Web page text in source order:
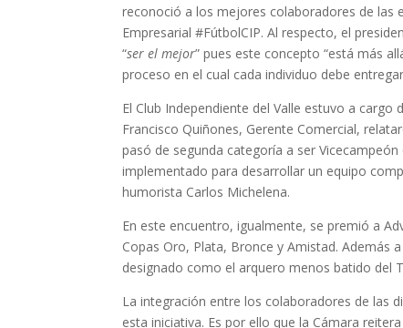
reconoció a los mejores colaboradores de las
Empresarial #FútbolCIP. Al respecto, el
“ser el mejor” pues este concepto “está más
proceso en el cual cada individuo debe
El Club Independiente del Valle estuvo a
Francisco Quiñones, Gerente Comercial,
pasó de segunda categoría a ser
implementado para desarrollar un equipo
humorista Carlos Michelena.
En este encuentro, igualmente, se premió a
Copas Oro, Plata, Bronce y Amistad. Además
designado como el arquero menos batido del
La integración entre los colaboradores de las
esta iniciativa. Es por ello que la Cámara